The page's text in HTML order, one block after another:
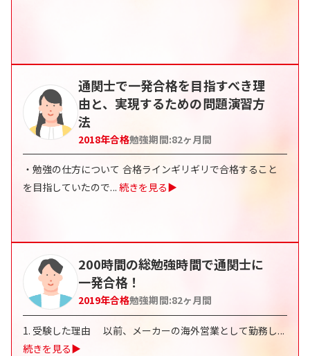
通関士で一発合格を目指すべき理
由と、実現するための問題演習方
法
2018年合格勉強期間:82ヶ月間
・勉強の仕方について 合格ラインギリギリで合格すること
を目指していたので... 続きを見る▶
200時間の総勉強時間で通関士に
一発合格！
2019年合格勉強期間:82ヶ月間
1. 受験した理由 以前、メーカーの海外営業として勤務し...
続きを見る▶